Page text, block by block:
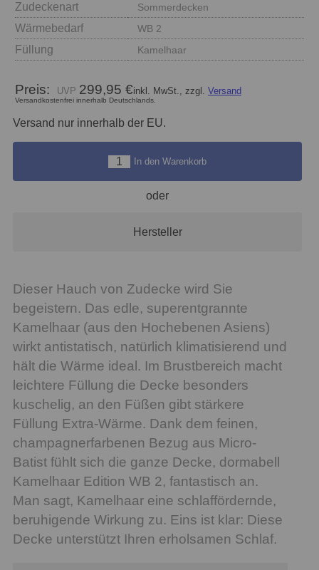
Zudeckenart Sommerdecken
Wärmebedarf WB 2
Füllung Kamelhaar
Preis: 299,95 €inkl. MwSt., zzgl. Versand
Versandkostenfrei innerhalb Deutschlands.
Versand nur innerhalb der EU.
In den Warenkorb
oder
Hersteller
Dieser Hauch von Zudecke wird Sie
begeistern. Das edle, superentgrannte
Kamelhaar (aus den Hochebenen Asiens)
wirkt antistatisch, natürlich klimatisierend und
hält die Wärme ideal. Im Brustbereich macht
leichtere Füllung die Decke besonders
kuschelig, an den Füßen gibt stärkere
Füllung Extra-Wärme. Dank dem feinen,
champagnerfarbenen Bezug aus Micro-
Batist fühlt sich die ganze Decke, dormabell
Kamelhaar Edition WB 2, fantastisch an.
Man sagt, Kamelhaar eine schlaffördernde,
beruhigende Wirkung zu. Eins ist klar: Diese
Decke unterstützt Ihren erholsamen Schlaf.